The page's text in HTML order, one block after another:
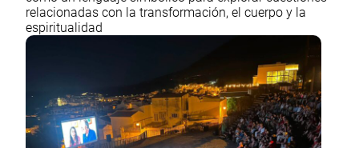
relacionadas con la transformación, el cuerpo y la
espiritualidad